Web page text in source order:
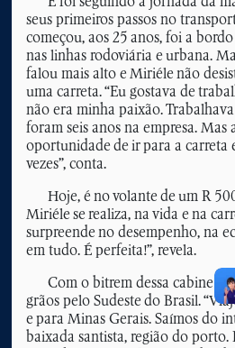
E foi seguindo a jornada da
seus primeiros passos no
começou, aos 25 anos, foi a
nas linhas rodoviária e urbana.
falou mais alto e Miriéle não
uma carreta. “Eu gostava de
não era minha paixão.
foram seis anos na empresa. Mas
oportunidade de ir para a carreta
vezes”, conta.
Hoje, é no volante de um R
Miriéle se realiza, na vida e na
surpreende no desempenho, na
em tudo. É perfeita!”, revela.
Com o bitrem dessa cabine
grãos pelo Sudeste do Brasil.
e para Minas Gerais. Saímos do
baixada santista, região do porto.